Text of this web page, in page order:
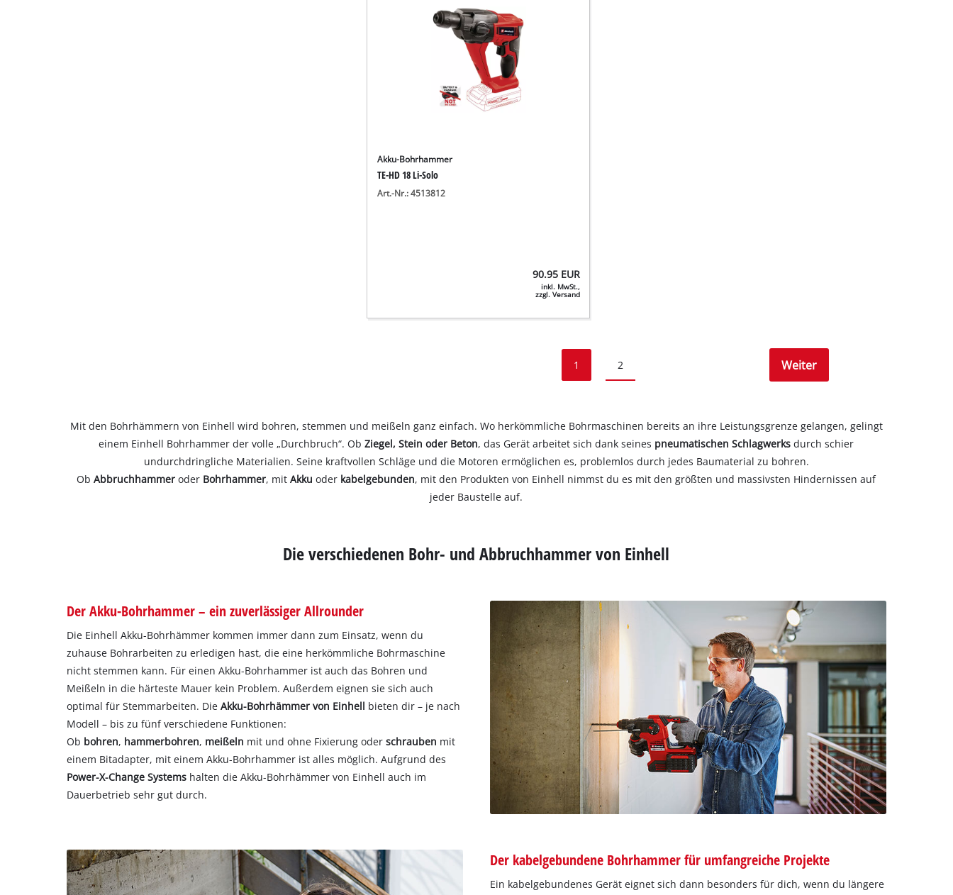
Akku-Bohrhammer
TE-HD 18 Li-Solo
Art.-Nr.: 4513812
90.95 EUR
inkl. MwSt.,
zzgl. Versand
1 2 Weiter
Mit den Bohrhämmern von Einhell wird bohren, stemmen und meißeln ganz einfach. Wo herkömmliche Bohrmaschinen bereits an ihre Leistungsgrenze gelangen, gelingt
einem Einhell Bohrhammer der volle „Durchbruch“. ObZiegel, Stein oder Beton, das Gerät arbeitet sich dank seines pneumatischen Schlagwerks durch schier
undurchdringliche Materialien. Seine kraftvollen Schläge und die Motoren ermöglichen es, problemlos durch jedes Baumaterial zu bohren.
ObAbbruchhammer oder Bohrhammer, mitAkkuoder kabelgebunden, mit den Produkten von Einhell nimmst du es mit den größten und massivsten Hindernissen auf
jeder Baustelle auf.
Die verschiedenen Bohr- und Abbruchhammer von Einhell
Der Akku-Bohrhammer – ein zuverlässiger Allrounder
Die Einhell Akku-Bohrhämmer kommen immer dann zum Einsatz, wenn du
zuhause Bohrarbeiten zu erledigen hast, die eine herkömmliche Bohrmaschine
nicht stemmen kann. Für einen Akku-Bohrhammer ist auch das Bohren und
Meißeln in die härteste Mauer kein Problem. Außerdem eignen sie sich auch
optimal für Stemmarbeiten. DieAkku-Bohrhämmer von Einhell bieten dir – je nach
Modell – bis zu fünf verschiedene Funktionen:
Ob bohren, hammerbohren, meißeln mit und ohne Fixierung oderschrauben mit
einem Bitadapter, mit einem Akku-Bohrhammer ist alles möglich. Aufgrund des
Power-X-Change Systems halten die Akku-Bohrhämmer von Einhell auch im
Dauerbetrieb sehr gut durch.
Der kabelgebundene Bohrhammer für umfangreiche Projekte
Ein kabelgebundenes Gerät eignet sich dann besonders für dich, wenn du längere